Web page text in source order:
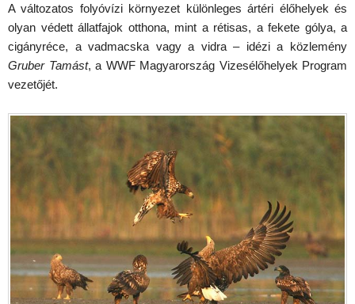
A változatos folyóvízi környezet különleges ártéri élőhelyek és
olyan védett állatfajok otthona, mint a rétisas, a fekete gólya, a
cigányréce, a vadmacska vagy a vidra – idézi a közlemény
Gruber Tamást, a WWF Magyarország Vizesélőhelyek Program
vezetőjét.